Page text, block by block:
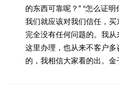
的东西可靠呢？” “怎么证
我们就应该对我们信任，
完全没有任何问题的。我
这里办理，也从来不客户
的，我相信大家看的出。